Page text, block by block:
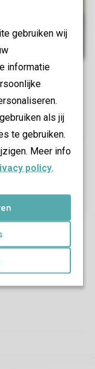
gebruiken wij
informatie
als jij
te gebruiken.
Meer info
policy.